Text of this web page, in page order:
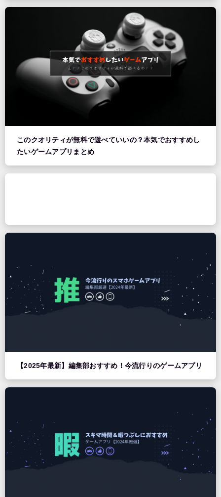
このクオリティが無料で遊べていいの？本気でおすすめし
たいゲームアプリまとめ
【2025年最新】編集部おすすめ！今流行りのゲームアプリ